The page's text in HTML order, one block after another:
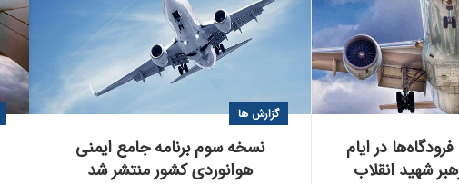
در ایام
شهید انقلاب
گزارش ها
نسخه سوم برنامه جامع ایمنی
هوانوردی کشور منتشر شد